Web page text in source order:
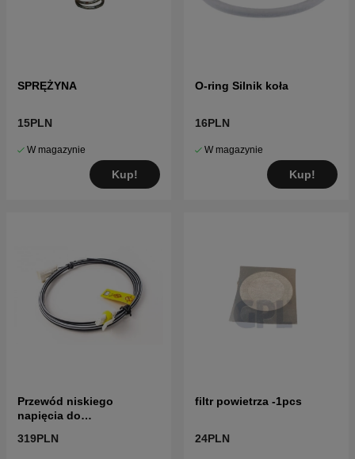
SPRĘŻYNA
15PLN
W magazynie
Kup!
O-ring Silnik koła
16PLN
W magazynie
Kup!
Przewód niskiego
napięcia do
319PLN
filtr powietrza -1pcs
24PLN